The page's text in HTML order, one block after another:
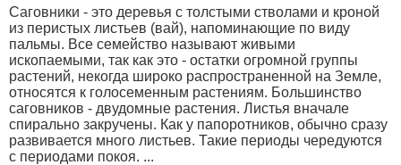
Саговники - это деревья с толстыми стволами и кроной
из перистых листьев (вай), напоминающие по виду
пальмы. Все семейство называют живыми
ископаемыми, так как это - остатки огромной группы
растений, некогда широко распространенной на Земле,
относятся к голосеменным растениям. Большинство
саговников - двудомные растения. Листья вначале
спирально закручены. Как у папоротников, обычно сразу
развивается много листьев. Такие периоды чередуются
с периодами покоя. ...